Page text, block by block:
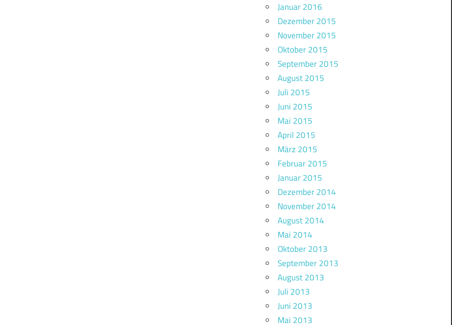
Januar 2016
Dezember 2015
November 2015
Oktober 2015
September 2015
August 2015
Juli 2015
Juni 2015
Mai 2015
April 2015
März 2015
Februar 2015
Januar 2015
Dezember 2014
November 2014
August 2014
Mai 2014
Oktober 2013
September 2013
August 2013
Juli 2013
Juni 2013
Mai 2013